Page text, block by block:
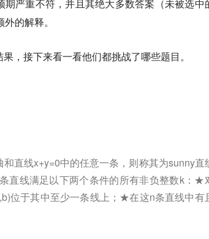
严重不符，并且其绝大多数答案（未被选中
的解释。
，接下来看一看他们都挑战了哪些题目。
直线x+y=0中的任意一条，则称其为sunny直
直线满足以下两个条件的所有非负整数k：★
位于其中至少一条线上；★在这n条直线中有